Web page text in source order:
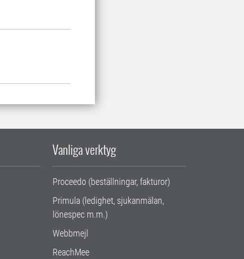
Vanliga verktyg
Proceedo (beställningar, fakturor)
Primula (ledighet, sjukanmälan,
lönespec m.m.)
Webbmejl
ReachMee